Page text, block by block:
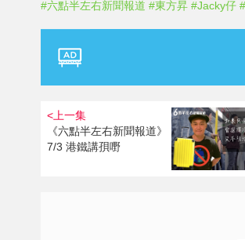
#六點半左右新聞報道 #東方昇 #Jacky仔
<上一集
《六點半左右新聞報道》
7/3 港鐵講孭嘢